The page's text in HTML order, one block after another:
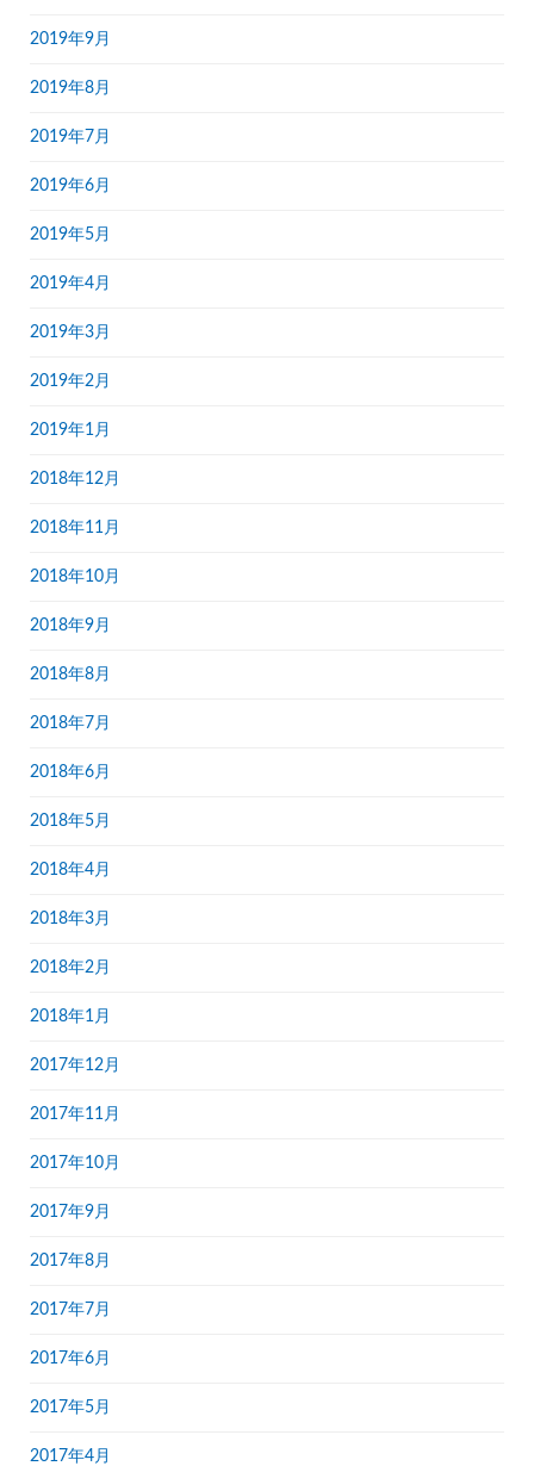
2019年9月
2019年8月
2019年7月
2019年6月
2019年5月
2019年4月
2019年3月
2019年2月
2019年1月
2018年12月
2018年11月
2018年10月
2018年9月
2018年8月
2018年7月
2018年6月
2018年5月
2018年4月
2018年3月
2018年2月
2018年1月
2017年12月
2017年11月
2017年10月
2017年9月
2017年8月
2017年7月
2017年6月
2017年5月
2017年4月